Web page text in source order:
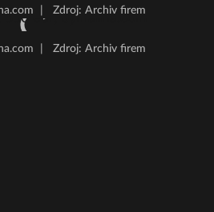
Zdroj: Archiv firem
Zdroj: Archiv firem